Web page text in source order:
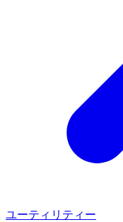
ユーティリティー